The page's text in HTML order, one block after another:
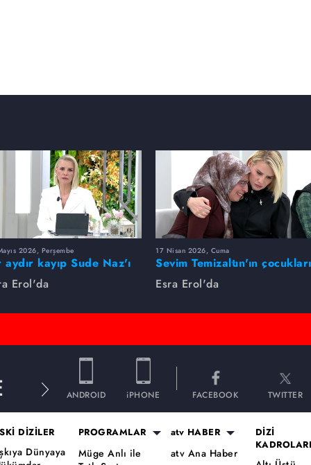
2026, Perşembe
aydır kayıp Sude Naz'ı
Erol buldu
Erol'da
17 Nisan 2026, Cuma
Sevim Temizaltın'ın çocukları
nerede?
Esra Erol'da
ANDROID iPHONE FACEBOOK TWITTER
DİZİLER
Dünyaya
PROGRAMLAR
Müge Anlı ile
atv HABER
atv Ana Haber
DİZİ